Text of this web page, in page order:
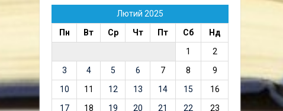
Лютий 2025
Пн
Вт Ср Чт Пт Сб
Нд
1
2
3
4 5 6 7 8
9
10
11 12 13 14 15
16
17
18 19 20 21 22 23